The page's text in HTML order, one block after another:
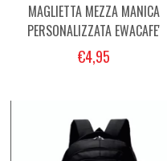
MAGLIETTA MEZZA MANICA
PERSONALIZZATA EWACAFE'
€4,95